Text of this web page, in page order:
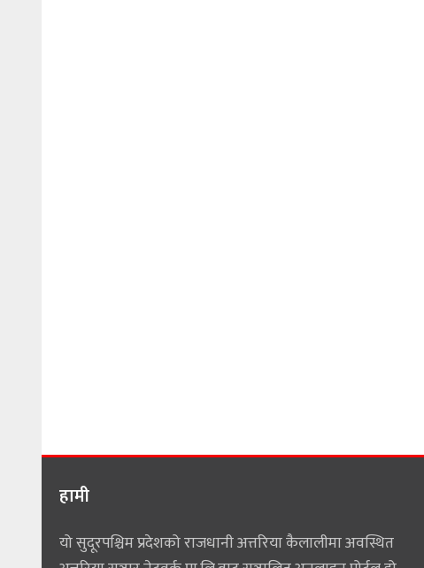
हामी
यो सुदूरपश्चिम प्रदेशको राजधानी अत्तरिया कैलालीमा अवस्थित